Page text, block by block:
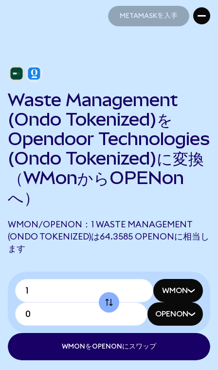
METAMASKを入手
Waste Management
(Ondo Tokenized)を
Opendoor Technologies
(Ondo Tokenized)に変換
（WMonからOPENon
へ）
WMON/OPENON：1 WASTE MANAGEMENT
(ONDO TOKENIZED)は64.3585 OPENONに相当し
ます
WMON
OPENON
WMONをOPENONにスワップ